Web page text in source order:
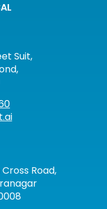
Suit,
Road,